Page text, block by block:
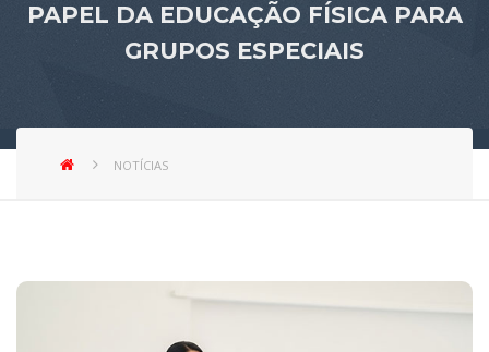
PAPEL DA EDUCAÇÃO FÍSICA PARA
GRUPOS ESPECIAIS
NOTÍCIAS